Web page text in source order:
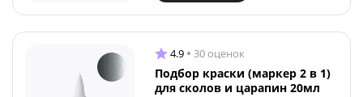
4.9 30 оценок
Подбор краски (маркер 2 в 1)
для сколов и царапин 20мл